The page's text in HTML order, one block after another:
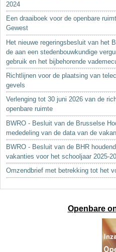
2024
Een draaiboek voor de openbare
Gewest
Het nieuwe regeringsbesluit van het
de aan een stedenbouwkundige
gebruik en het bijbehorende
Richtlijnen voor de plaatsing van
gevels
Verlenging tot 30 juni 2026 van de
openbare ruimte
BWRO - Besluit van de Brusselse
mededeling van de data van de
BWRO - Besluit van de BHR
vakanties voor het schooljaar 2025-
Omzendbrief met betrekking tot het
Openbare